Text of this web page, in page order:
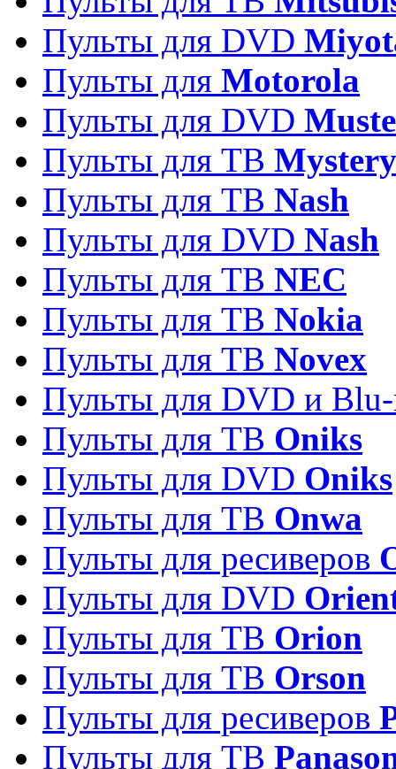
Пульты для DVD
Пульты для Motorola
Пульты для DVD
Пульты для ТВ Mystery
Пульты для ТВ Nash
Пульты для DVD Nash
Пульты для ТВ NEC
Пульты для ТВ Nokia
Пульты для ТВ Novex
Пульты для DVD и
Пульты для ТВ Oniks
Пульты для DVD Oniks
Пульты для ТВ Onwa
Пульты для ресиверов
Пульты для DVD
Пульты для ТВ Orion
Пульты для ТВ Orson
Пульты для ресиверов
Пульты для ТВ